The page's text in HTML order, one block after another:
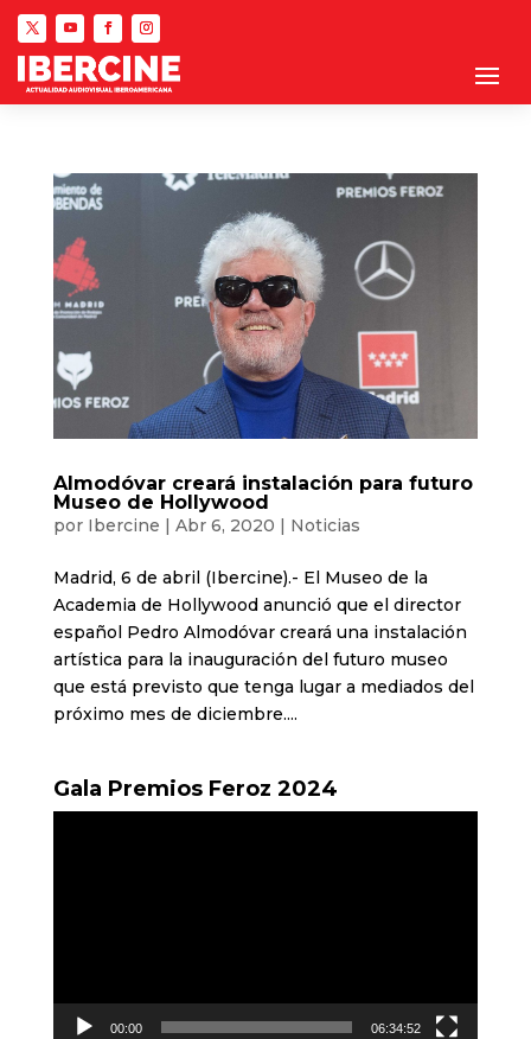
Almodóvar creará instalación para futuro
Museo de Hollywood
por Ibercine | Abr 6, 2020 | Noticias
Madrid, 6 de abril (Ibercine).- El Museo de la
Academia de Hollywood anunció que el director
español Pedro Almodóvar creará una instalación
artística para la inauguración del futuro museo
que está previsto que tenga lugar a mediados del
próximo mes de diciembre....
Gala Premios Feroz 2024
00:00 06:34:52